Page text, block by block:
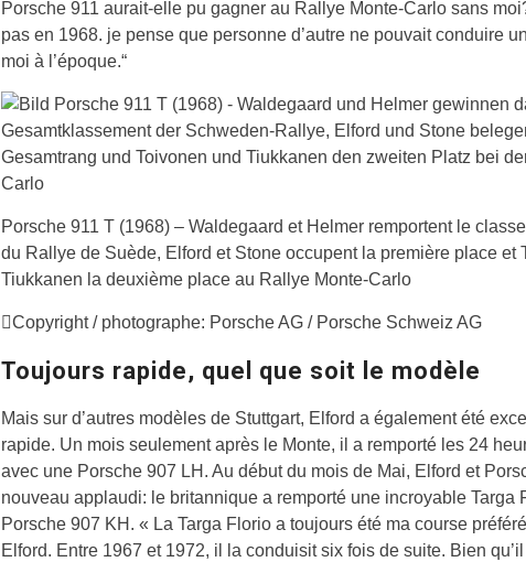
Porsche 911 aurait-elle pu gagner au Rallye Monte-Carlo sans
pas en 1968. je pense que personne d’autre ne pouvait conduire
moi à l’époque.“
Porsche 911 T (1968) – Waldegaard et Helmer remportent le
du Rallye de Suède, Elford et Stone occupent la première place et
Tiukkanen la deuxième place au Rallye Monte-Carlo
Copyright / photographe: Porsche AG / Porsche Schweiz AG
Toujours rapide, quel que soit le modèle
Mais sur d’autres modèles de Stuttgart, Elford a également été
rapide. Un mois seulement après le Monte, il a remporté les 24
avec une Porsche 907 LH. Au début du mois de Mai, Elford et
nouveau applaudi: le britannique a remporté une incroyable Targa
Porsche 907 KH. « La Targa Florio a toujours été ma course
Elford. Entre 1967 et 1972, il la conduisit six fois de suite. Bien qu’il